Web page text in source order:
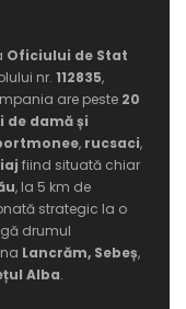
Oficiului de Stat
nr. 112835,
are peste 20
de damă și
, rucsaci,
fiind situată chiar
, la 5 km de
strategic la o
drumul
Lancrăm, Sebeș,
Alba.